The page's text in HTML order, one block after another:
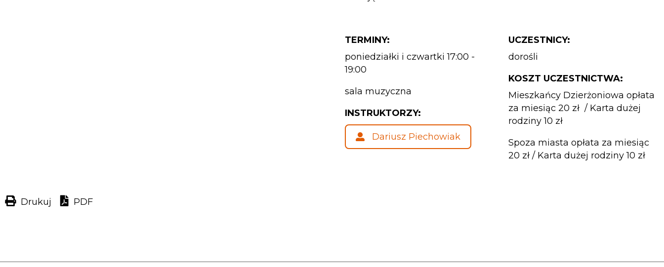
TERMINY:
poniedziałki i czwartki 17:00 -
19:00
sala muzyczna
INSTRUKTORZY:
Dariusz Piechowiak
UCZESTNICY:
dorośli
KOSZT UCZESTNICTWA:
Mieszkańcy Dzierżoniowa opłata
za miesiąc 20 zł / Karta dużej
rodziny 10 zł
Spoza miasta opłata za miesiąc
20 zł / Karta dużej rodziny 10 zł
Drukuj PDF